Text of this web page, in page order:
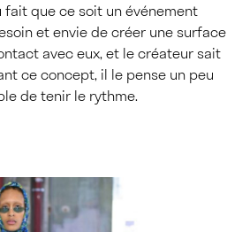
que ce soit un événement
et envie de créer une surface
avec eux, et le créateur sait
ce concept, il le pense un peu
de tenir le rythme.